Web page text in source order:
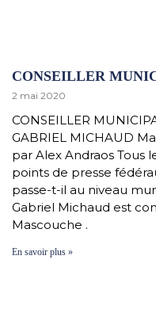
CONSEILLER
2 mai 2020
CONSEILLER
GABRIEL MICHAUD
par Alex Andraos Tous
points de presse
passe-t-il au niveau
Gabriel Michaud est
Mascouche .
En savoir plus »